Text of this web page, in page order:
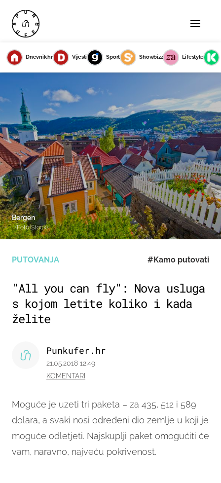
Dnevnik.hr Vijesti Sport Showbizz Lifestyle
PUTOVANJA #Kamo putovati
"All you can fly": Nova usluga
s kojom letite koliko i kada
želite
Moguće je uzeti tri paketa – za 435, 512 i 589
dolara, a svaki nosi određeni dio zemlje u koji je
moguće odletjeti. Najskuplji paket omogućiti će
vam, naravno, najveću pokrivenost.
Punkufer.hr
21.05.2018 12:49
KOMENTARI
Bergen
(Foto:iStock)